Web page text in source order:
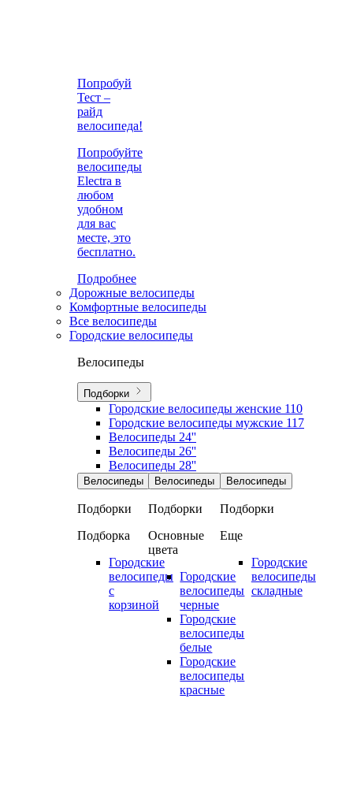
Попробуй
Тест –
райд
велосипеда!
Попробуйте
велосипеды
Electra в
любом
удобном
для вас
месте, это
бесплатно.
Подробнее
Дорожные велосипеды
Комфортные велосипеды
Все велосипеды
Городские велосипеды
Велосипеды
Подборки
Городские велосипеды женские 110
Городские велосипеды мужские 117
Велосипеды 24''
Велосипеды 26''
Велосипеды 28''
Велосипеды
Подборки
Подборка
Городские
велосипеды
с
корзиной
Велосипеды
Подборки
Основные
цвета
Городские
велосипеды
черные
Городские
велосипеды
белые
Городские
велосипеды
красные
Велосипеды
Подборки
Еще
Городские
велосипеды
складные